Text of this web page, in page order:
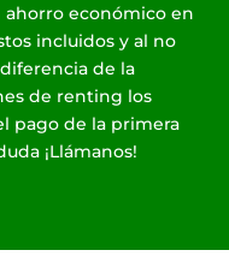
ahorro económico en
incluidos y al no
de la
de renting los
pago de la primera
¡Llámanos!